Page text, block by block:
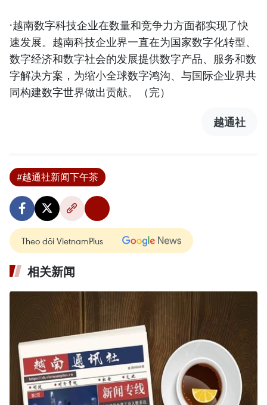
·越南数字科技企业在数量和竞争力方面都实现了快
速发展。越南科技企业界一直在为国家数字化转型、
数字经济和数字社会的发展提供数字产品、服务和数
字解决方案，为缩小全球数字鸿沟、与国际企业界共
同构建数字世界做出贡献。（完）
越通社
#越通社新闻下午茶
Theo dõi VietnamPlus
相关新闻